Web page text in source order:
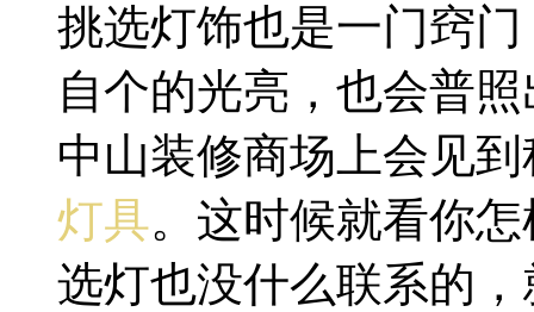
挑选灯饰也是一门窍
自个的光亮，也会普
中山装修商场上会见
灯具。这时候就看你
选灯也没什么联系的